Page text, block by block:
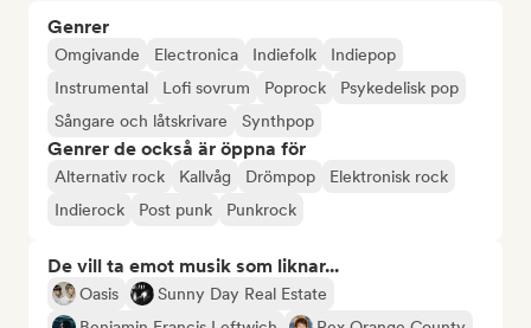
Genrer
Omgivande Electronica Indiefolk
Indiepop
Instrumental
Lofi sovrum Poprock
Psykedelisk pop
Sångare och låtskrivare
Synthpop
Genrer de också är öppna för
Alternativ rock Kallvåg Drömpop
Elektronisk rock
Indierock
Post punk Punkrock
De vill ta emot musik som liknar...
Oasis
Sunny Day Real Estate